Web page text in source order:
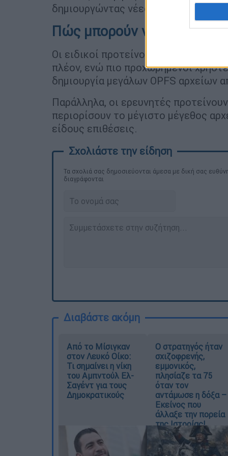
δημιουργώντας νέες ευπάθειες
Πώς μπορούν να
Οι ειδικοί προτείνουν στους
πλέον, ενώ πιο προχωρημένοι
δημιουργία μεγάλων OPFS αρχείων
Παράλληλα, οι ερευνητές
περιορίσουν το μέγιστο μέγεθος
είδους επιθέσεις.
Τα σχολιά σας δημοσιεύονται άμεσα με δική σας
διαγράφονται
Διαβάστε ακόμη
Από το Μίσιγκαν
στον Λευκό Οίκο:
Τι σημαίνει η νίκη
του Αμπντούλ Ελ-
Σαγέντ για τους
Δημοκρατικούς
O στρατηγός ήταν
σχιζοφρενής,
εμμονικός,
πλησίαζε τα 75
όταν τον
αντάμωσε η δόξα –
Εκείνος που
άλλαξε την πορεία
της Ιστορίας!